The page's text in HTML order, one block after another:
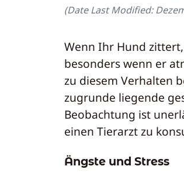
(Date Last Modified:
Wenn Ihr Hund
besonders wenn er
zu diesem Verhalten
zugrunde liegende
Beobachtung ist
einen Tierarzt zu
Ängste und Stress